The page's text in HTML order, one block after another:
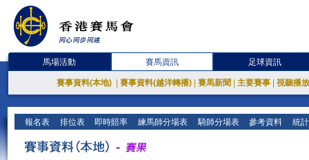
馬場活動 賽馬資訊 足球資訊
賽事資料(本地) 賽事資料(越洋轉播) 賽馬新聞 主要賽事 視聽播
報名表 排位表 即時賠率 練馬師分場表 騎師分場表 參考資料 統